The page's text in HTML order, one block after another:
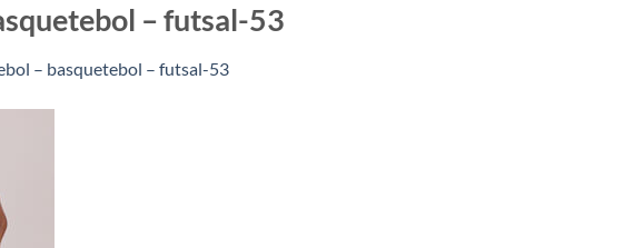
– futsal-53
– basquetebol – futsal-53